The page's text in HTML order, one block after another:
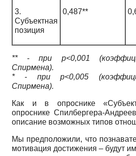
3.
Субъектная
позиция
0,487**
** - при р<0,001
Спирмена).
* - при р<0,005
Спирмена).
Как и в опроснике
опроснике Спилбергера-
описание возможных типов
Мы предположили, что
мотивация достижения – будут